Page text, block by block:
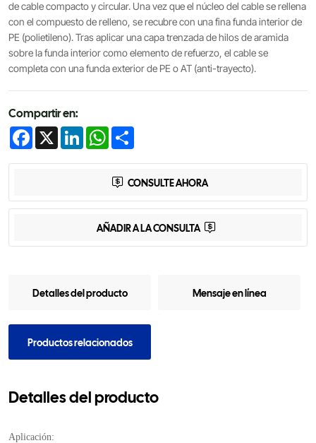
de cable compacto y circular. Una vez que el núcleo del cable se rellena
con el compuesto de relleno, se recubre con una fina funda interior de
PE (polietileno). Tras aplicar una capa trenzada de hilos de aramida
sobre la funda interior como elemento de refuerzo, el cable se
completa con una funda exterior de PE o AT (anti-trayecto).
Compartir en:
Facebook
X LinkedInWhatsApp
CONSULTE AHORA
AÑADIR A LA CONSULTA
Detalles del producto Mensaje en línea
Productos relacionados
Detalles del producto
Aplicación: